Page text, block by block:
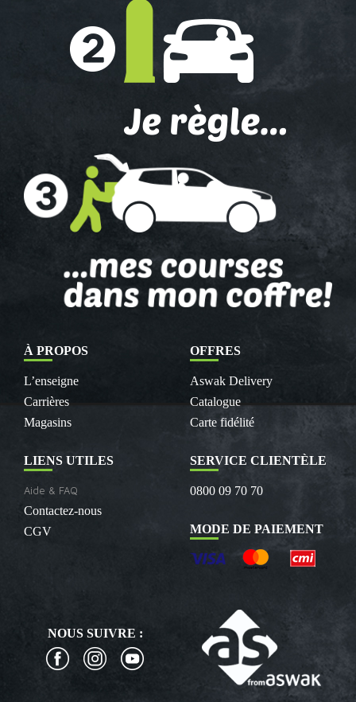
À PROPOS
L’enseigne
Carrières
Magasins
OFFRES
Aswak Delivery
Catalogue
Carte fidélité
LIENS UTILES
Aide & FAQ
Contactez-nous
CGV
SERVICE CLIENTÈLE
0800 09 70 70
MODE DE PAIEMENT
NOUS SUIVRE :